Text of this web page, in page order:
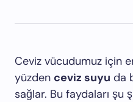
Ceviz vücudumuz için
yüzden ceviz suyu da
sağlar. Bu faydaları şu